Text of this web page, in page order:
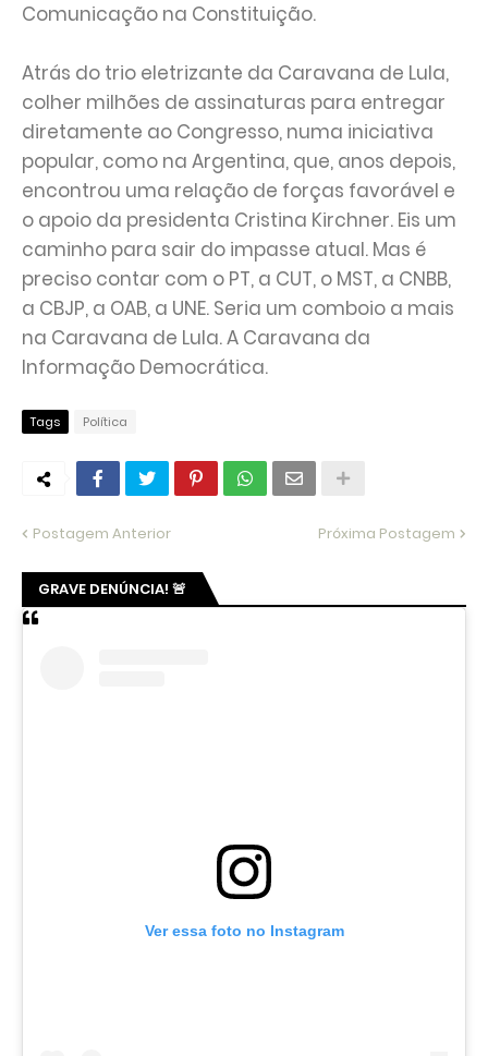
Comunicação na Constituição.
Atrás do trio eletrizante da Caravana de Lula,
colher milhões de assinaturas para entregar
diretamente ao Congresso, numa iniciativa
popular, como na Argentina, que, anos depois,
encontrou uma relação de forças favorável e
o apoio da presidenta Cristina Kirchner. Eis um
caminho para sair do impasse atual. Mas é
preciso contar com o PT, a CUT, o MST, a CNBB,
a CBJP, a OAB, a UNE. Seria um comboio a mais
na Caravana de Lula. A Caravana da
Informação Democrática.
Tags Política
Postagem Anterior Próxima Postagem
GRAVE DENÚNCIA! 🚨
Ver essa foto no Instagram